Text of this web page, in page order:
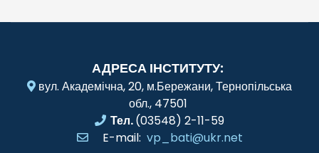
АДРЕСА ІНСТИТУТУ:
вул. Академічна, 20, м.Бережани, Тернопільська
обл., 47501
Тел.(03548) 2-11-59
E-mail: vp_bati@ukr.net